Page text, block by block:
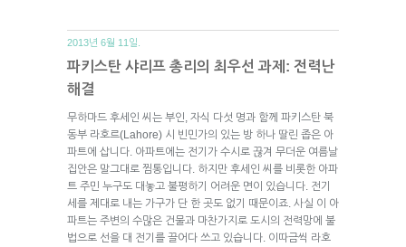
2013년 6월 11일.
파키스탄 샤리프 총리의 최우선 과제: 전력난
해결
무하마드 후세인 씨는 부인, 자식 다섯 명과 함께 파키스탄 북
동부 라호르(Lahore) 시 빈민가의 있는 방 하나 딸린 좁은 아
파트에 삽니다. 아파트에는 전기가 수시로 끊겨 무더운 여름날
집안은 말그대로 찜통입니다. 하지만 후세인 씨를 비롯한 아파
트 주민 누구도 대놓고 불평하기 어려운 면이 있습니다. 전기
세를 제대로 내는 가구가 단 한 곳도 없기 때문이죠. 사실 이 아
파트는 주변의 수많은 건물과 마찬가지로 도시의 전력망에 불
법으로 선을 대 전기를 끌어다 쓰고 있습니다. 이따금씩 라호